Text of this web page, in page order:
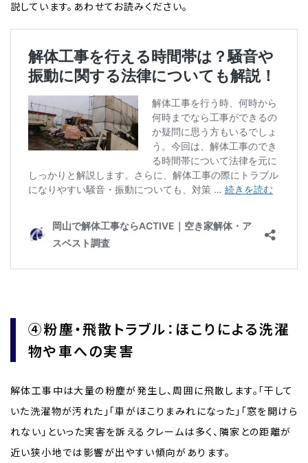
説しています。あわせてお読みください。
④粉塵・飛散トラブル：ほこりによる洗濯
物や車への実害
解体工事中は大量の粉塵が発生し、周囲に飛散します。「干して
いた洗濯物が汚れた」「車がほこりまみれになった」「窓を開けら
れない」といった実害を訴えるクレームは多く、隣家との距離が
近い狭小地では影響が出やすい傾向があります。